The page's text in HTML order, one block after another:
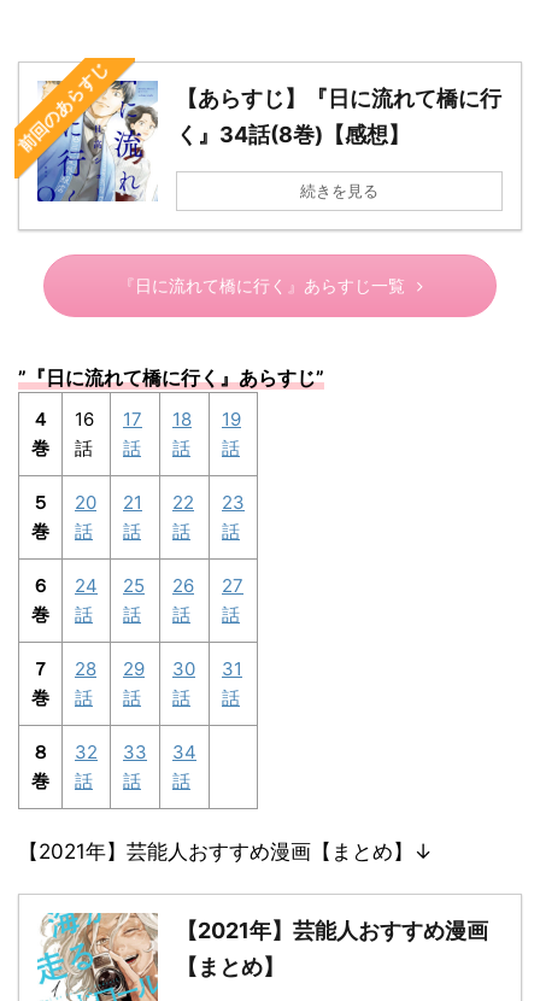
前回のあらすじ
【あらすじ】『日に流れて橋に行
く』34話(8巻)【感想】
続きを見る
『日に流れて橋に行く』あらすじ一覧
”『日に流れて橋に行く』あらすじ”
４
巻
16
話
17
話
18
話
19
話
５
巻
20
話
21
話
22
話
23
話
６
巻
24
話
25
話
26
話
27
話
７
巻
28
話
29
話
30
話
31
話
８
巻
32
話
33
話
34
話
【2021年】芸能人おすすめ漫画【まとめ】↓
【2021年】芸能人おすすめ漫画
【まとめ】